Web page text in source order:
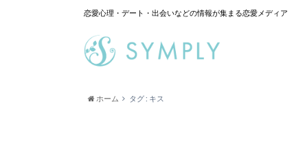
恋愛心理・デート・出会いなどの情報が集まる恋愛メディア
ホーム タグ : キス